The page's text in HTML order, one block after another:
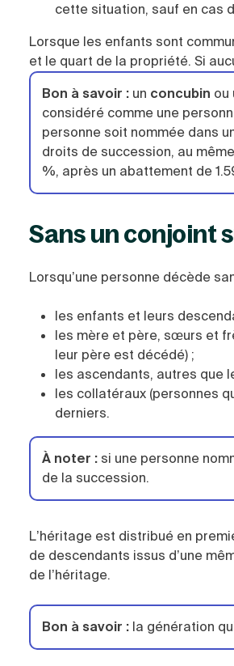
cette situation, sauf en cas
Lorsque les enfants sont
et le quart de la propriété. Si
Bon à savoir : un concubin ou
considéré comme une
personne soit nommée dans
droits de succession, au
%, après un abattement de
Sans un conjoint
Lorsqu’une personne décède
les enfants et leurs
les mère et père, sœurs et
leur père est décédé) ;
les ascendants, autres que
les collatéraux (personnes
derniers.
À noter : si une personne
de la succession.
L’héritage est distribué en
de descendants issus d’une
de l’héritage.
Bon à savoir : la génération